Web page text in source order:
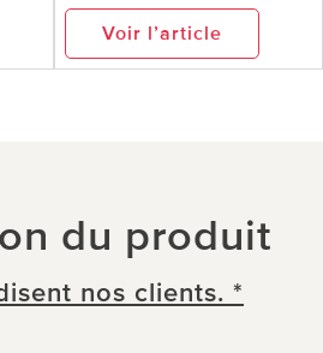
Voir l’article
du produit
nos clients. *